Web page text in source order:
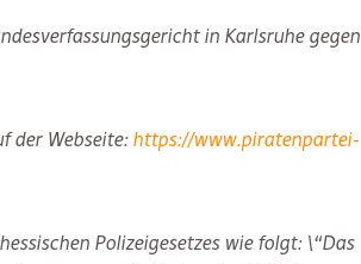
in Karlsruhe gegen
der Webseite: https://www.piratenpartei-
Polizeigesetzes wie folgt: \“Das